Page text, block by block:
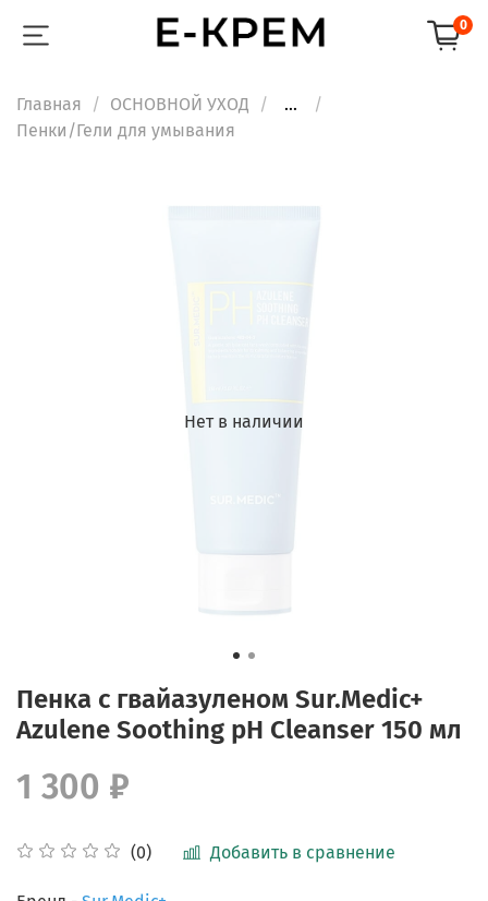
0
Главная ОСНОВНОЙ УХОД
...
Пенки/Гели для умывания
Нет в наличии
Пенка с гвайазуленом Sur.Medic+
Azulene Soothing pH Cleanser 150 мл
(0) Добавить в сравнение
1 300 ₽